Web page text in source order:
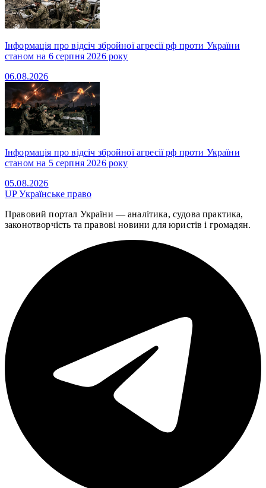
Інформація про відсіч збройної агресії рф проти України
станом на 6 серпня 2026 року
06.08.2026
Інформація про відсіч збройної агресії рф проти України
станом на 5 серпня 2026 року
05.08.2026
UPУкраїнське право
Правовий портал України — аналітика, судова практика,
законотворчість та правові новини для юристів і громадян.